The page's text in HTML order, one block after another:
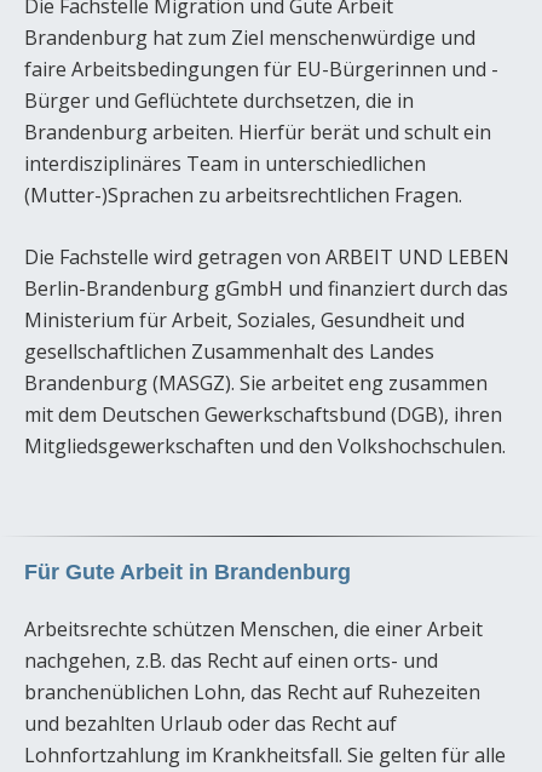
Die Fachstelle Migration und Gute Arbeit
Brandenburg hat zum Ziel menschenwürdige und
faire Arbeitsbedingungen für EU-Bürgerinnen und -
Bürger und Geflüchtete durchsetzen, die in
Brandenburg arbeiten. Hierfür berät und schult ein
interdisziplinäres Team in unterschiedlichen
(Mutter-)Sprachen zu arbeitsrechtlichen Fragen.
Die Fachstelle wird getragen von ARBEIT UND LEBEN
Berlin-Brandenburg gGmbH und finanziert durch das
Ministerium für Arbeit, Soziales, Gesundheit und
gesellschaftlichen Zusammenhalt des Landes
Brandenburg (MASGZ). Sie arbeitet eng zusammen
mit dem Deutschen Gewerkschaftsbund (DGB), ihren
Mitgliedsgewerkschaften und den Volkshochschulen.
Für Gute Arbeit in Brandenburg
Arbeitsrechte schützen Menschen, die einer Arbeit
nachgehen, z.B. das Recht auf einen orts- und
branchenüblichen Lohn, das Recht auf Ruhezeiten
und bezahlten Urlaub oder das Recht auf
Lohnfortzahlung im Krankheitsfall. Sie gelten für alle